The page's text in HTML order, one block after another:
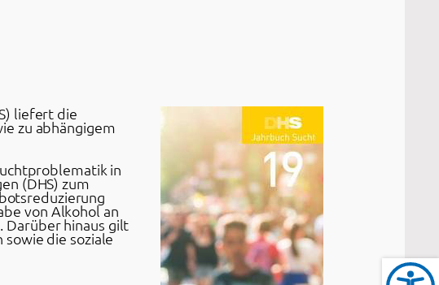
liefert die
zu abhängigem
in
(DHS) zum
von Alkohol an
Darüber hinaus gilt
die soziale